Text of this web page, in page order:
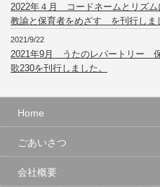
2022年４月 コードネームとリズ
教諭と保育者をめざす を刊行しま
2021/9/22
2021年9月 うたのレパートリー
歌230を刊行しました。
Home
ごあいさつ
会社概要